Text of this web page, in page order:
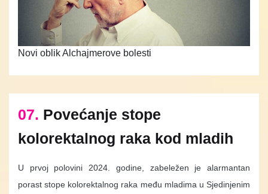
Novi oblik Alchajmerove bolesti
07. Povećanje stope
kolorektalnog raka kod mladih
U prvoj polovini 2024. godine, zabeležen je alarmantan
porast stope kolorektalnog raka među mladima u Sjedinjenim